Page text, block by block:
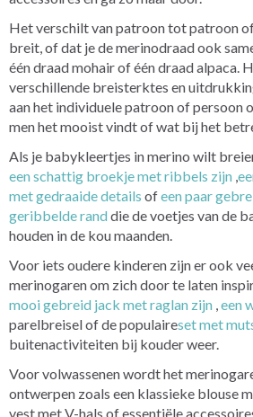
Het verschilt van patroon tot patroon
breit, of dat je de merinodraad ook
één draad mohair of één draad alpaca.
verschillende breisterktes en
aan het individuele patroon of persoon
men het mooist vindt of wat bij het
Als je babykleertjes in merino wilt
een schattig broekje met ribbels zijn ,
met gedraaide details ofeen paar
geribbelde randdie de voetjes van de
houden in de kou maanden.
Voor iets oudere kinderen zijn er ook
merinogaren om zich door te laten
mooi gebreid jack met raglan zijn ,een
parelbreisel of de populaireset met
buitenactiviteiten bij kouder weer.
Voor volwassenen wordt het
ontwerpen zoals een klassieke blouse
vest met V-hals of essentiële